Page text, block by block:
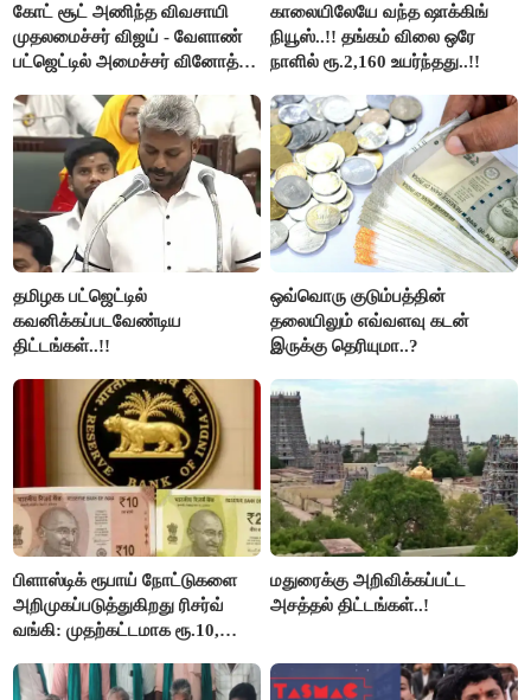
கோட் சூட் அணிந்த விவசாயி
முதலமைச்சர் விஜய் - வேளாண்
பட்ஜெட்டில் அமைச்சர் வினோத்
காலையிலேயே வந்த ஷாக்கிங்
நியூஸ்..!! தங்கம் விலை ஒரே
நாளில் ரூ.2,160 உயர்ந்தது..!!
தமிழக பட்ஜெட்டில்
கவனிக்கப்படவேண்டிய
திட்டங்கள்..!!
ஒவ்வொரு குடும்பத்தின்
தலையிலும் எவ்வளவு கடன்
இருக்கு தெரியுமா..?
பிளாஸ்டிக் ரூபாய் நோட்டுகளை
அறிமுகப்படுத்துகிறது ரிசர்வ்
வங்கி: முதற்கட்டமாக ரூ.10,
மதுரைக்கு அறிவிக்கப்பட்ட
அசத்தல் திட்டங்கள்..!